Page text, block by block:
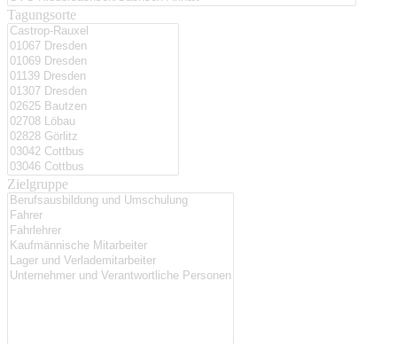
Tagungsorte
Zielgruppe